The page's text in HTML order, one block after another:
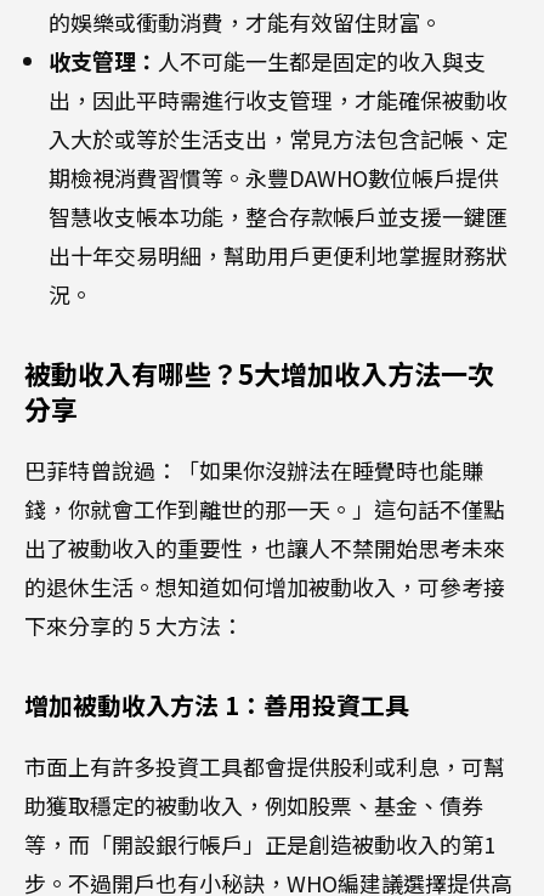
的娛樂或衝動消費，才能有效留住財富。
收支管理： 人不可能一生都是固定的收入與支
出，因此平時需進行收支管理，才能確保被動收
入大於或等於生活支出，常見方法包含記帳、定
期檢視消費習慣等。永豐DAWHO數位帳戶提供
智慧收支帳本功能，整合存款帳戶並支援一鍵匯
出十年交易明細，幫助用戶更便利地掌握財務狀
況。
被動收入有哪些？5大增加收入方法一次
分享
巴菲特曾說過：「如果你沒辦法在睡覺時也能賺
錢，你就會工作到離世的那一天。」這句話不僅點
出了被動收入的重要性，也讓人不禁開始思考未來
的退休生活。想知道如何增加被動收入，可參考接
下來分享的 5 大方法：
增加被動收入方法 1：善用投資工具
市面上有許多投資工具都會提供股利或利息，可幫
助獲取穩定的被動收入，例如股票、基金、債券
等，而「開設銀行帳戶」正是創造被動收入的第1
步。不過開戶也有小秘訣，WHO編建議選擇提供高